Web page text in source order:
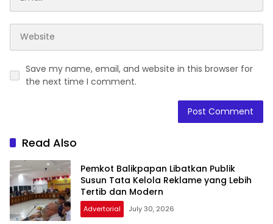
Save my name, email, and website in this browser for
the next time I comment.
Read Also
Pemkot Balikpapan Libatkan Publik
Susun Tata Kelola Reklame yang Lebih
Tertib dan Modern
Advertorial July 30, 2026